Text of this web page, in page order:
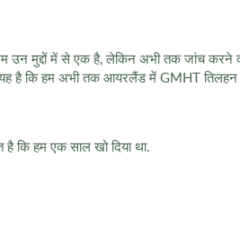
उन मुद्दों में से एक है, लेकिन अभी तक जांच करने
यह है कि हम अभी तक आयरलैंड में GMHT
कि हम एक साल खो दिया था.